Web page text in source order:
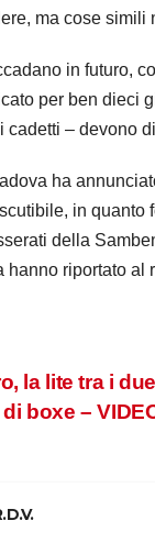
ma cose simili
in futuro,
per ben dieci
cadetti – devono
ha
in quanto
della
riportato al
la lite tra i
boxe –